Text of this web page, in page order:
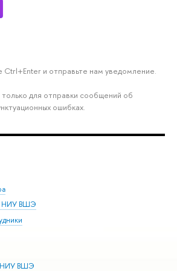
и отправьте нам уведомление.
для отправки сообщений об
ошибках.
НИУ ВШЭ
НИУ ВШЭ